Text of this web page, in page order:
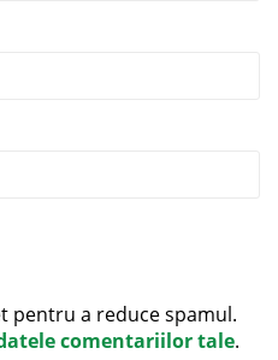
pentru a reduce spamul.
comentariilor tale.